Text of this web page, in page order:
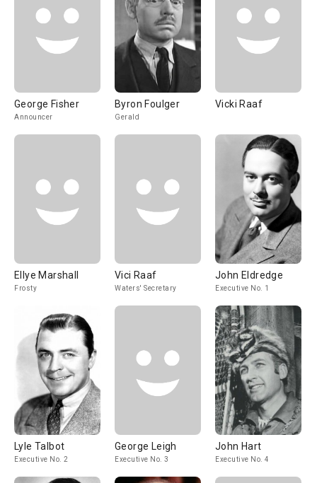
George Fisher
Announcer
Byron Foulger
Gerald
Vicki Raaf
Ellye Marshall
Frosty
Vici Raaf
Waters' Secretary
John Eldredge
Executive No. 1
Lyle Talbot
Executive No. 2
George Leigh
Executive No. 3
John Hart
Executive No. 4